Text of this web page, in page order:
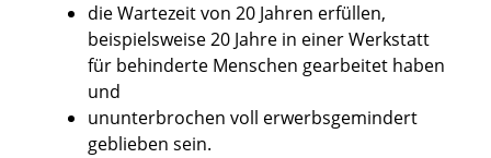
die Wartezeit von 20 Jahren erfüllen,
beispielsweise 20 Jahre in einer Werkstatt
für behinderte Menschen gearbeitet haben
und
ununterbrochen voll erwerbsgemindert
geblieben sein.